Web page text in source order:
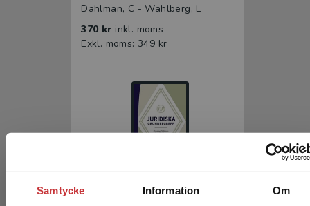
Samtycke Information Om
Dahlman, C - Wahlberg, L
370 kr inkl. moms
Exkl. moms: 349 kr
Juridiska grundbegrepp